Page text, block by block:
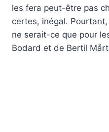
les fera peut-être pas
certes, inégal.
ne serait-ce que pour
Bodard et de Bertil